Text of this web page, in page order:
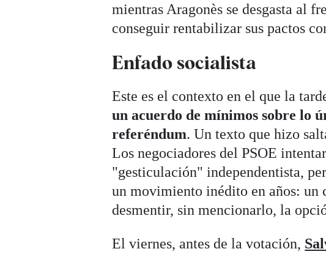
mientras Aragonès se desgasta al
conseguir rentabilizar sus pactos
Enfado socialista
Este es el contexto en el que la
un acuerdo de mínimos sobre lo
referéndum. Un texto que hizo
Los negociadores del PSOE
"gesticulación" independentista,
un movimiento inédito en años: un
desmentir, sin mencionarlo, la
El viernes, antes de la votación,